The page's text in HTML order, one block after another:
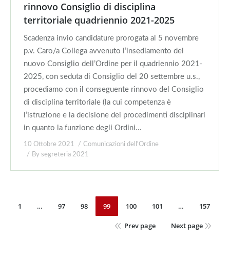
rinnovo Consiglio di disciplina
territoriale quadriennio 2021-2025
Scadenza invio candidature prorogata al 5 novembre
p.v. Caro/a Collega avvenuto l’insediamento del
nuovo Consiglio dell’Ordine per il quadriennio 2021-
2025, con seduta di Consiglio del 20 settembre u.s.,
procediamo con il conseguente rinnovo del Consiglio
di disciplina territoriale (la cui competenza è
l’istruzione e la decisione dei procedimenti disciplinari
in quanto la funzione degli Ordini…
10 Ottobre 2021
Comunicazioni dell'Ordine
By segreteria 2021
1 … 97 98 99 100 101 … 157
Prev page Next page